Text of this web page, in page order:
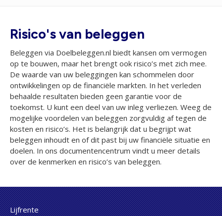
Risico's van beleggen
Beleggen via Doelbeleggen.nl biedt kansen om vermogen
op te bouwen, maar het brengt ook risico’s met zich mee.
De waarde van uw beleggingen kan schommelen door
ontwikkelingen op de financiële markten. In het verleden
behaalde resultaten bieden geen garantie voor de
toekomst. U kunt een deel van uw inleg verliezen. Weeg de
mogelijke voordelen van beleggen zorgvuldig af tegen de
kosten en risico’s. Het is belangrijk dat u begrijpt wat
beleggen inhoudt en of dit past bij uw financiële situatie en
doelen. In ons documentencentrum vindt u meer details
over de kenmerken en risico’s van beleggen.
Lijfrente